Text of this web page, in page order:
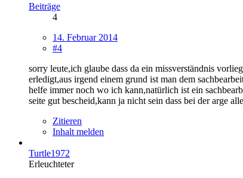
Beiträge
4
14. Februar 2014
#4
sorry leute,ich glaube dass da ein missverständnis
erledigt,aus irgend einem grund ist man dem
helfe immer noch wo ich kann,natürlich ist ein
seite gut bescheid,kann ja nicht sein dass bei der arge
Zitieren
Inhalt melden
Turtle1972
Erleuchteter